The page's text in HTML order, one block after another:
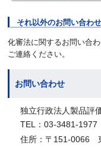
それ以外のお問い合わ
化審法に関するお問い合
ご連絡ください。
お問い合わせ
独立行政法人製品評
TEL：03-3481-1977
住所：〒151-0066